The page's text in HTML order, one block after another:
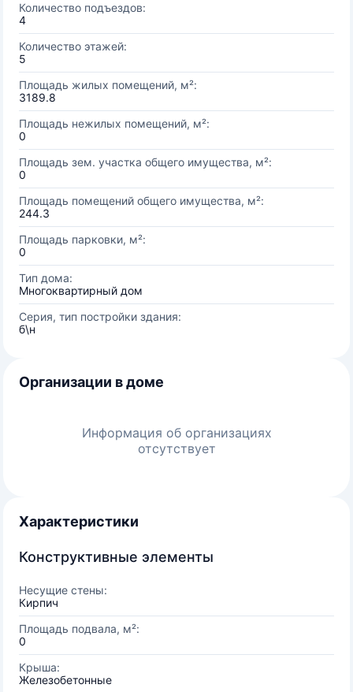
Количество подъездов:
4
Количество этажей:
5
Площадь жилых помещений, м²:
3189.8
Площадь нежилых помещений, м²:
0
Площадь зем. участка общего имущества, м²:
0
Площадь помещений общего имущества, м²:
244.3
Площадь парковки, м²:
0
Тип дома:
Многоквартирный дом
Серия, тип постройки здания:
б\н
Организации в доме
Информация об организациях
отсутствует
Характеристики
Конструктивные элементы
Несущие стены:
Кирпич
Площадь подвала, м²:
0
Крыша:
Железобетонные